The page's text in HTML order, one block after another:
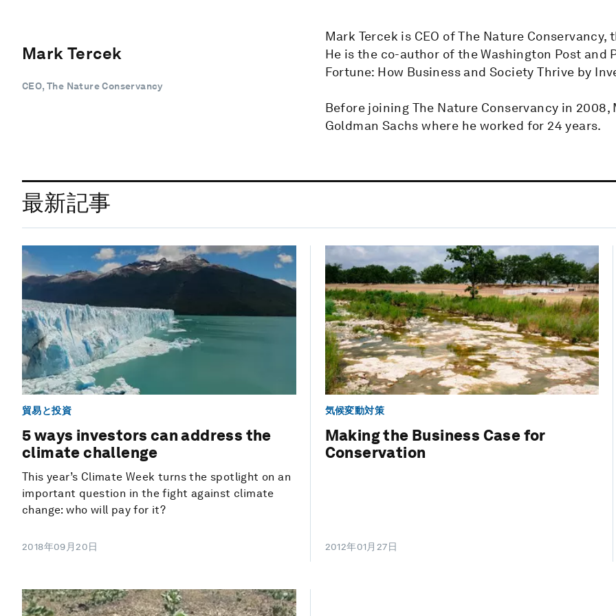
Mark Tercek
CEO, The Nature Conservancy
Mark Tercek is CEO of The Nature
He is the co-author of the Washington Post and
Fortune: How Business and Society Thrive by
Before joining The Nature Conservancy in
Goldman Sachs where he worked for 24 years.
最新記事
貿易と投資
5 ways investors can address the
climate challenge
This year’s Climate Week turns the spotlight on an
important question in the fight against climate
change: who will pay for it?
2018年09月20日
気候変動対策
Making the Business Case for
Conservation
2012年01月27日